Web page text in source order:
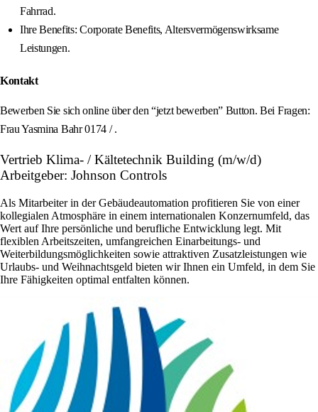
Fahrrad.
Ihre Benefits: Corporate Benefits, Altersvermögenswirksame
Leistungen.
Kontakt
Bewerben Sie sich online über den “jetzt bewerben” Button. Bei Fragen:
Frau Yasmina Bahr 0174 / .
Vertrieb Klima- / Kältetechnik Building (m/w/d)
Arbeitgeber: Johnson Controls
Als Mitarbeiter in der Gebäudeautomation profitieren Sie von einer
kollegialen Atmosphäre in einem internationalen Konzernumfeld, das
Wert auf Ihre persönliche und berufliche Entwicklung legt. Mit
flexiblen Arbeitszeiten, umfangreichen Einarbeitungs- und
Weiterbildungsmöglichkeiten sowie attraktiven Zusatzleistungen wie
Urlaubs- und Weihnachtsgeld bieten wir Ihnen ein Umfeld, in dem Sie
Ihre Fähigkeiten optimal entfalten können.